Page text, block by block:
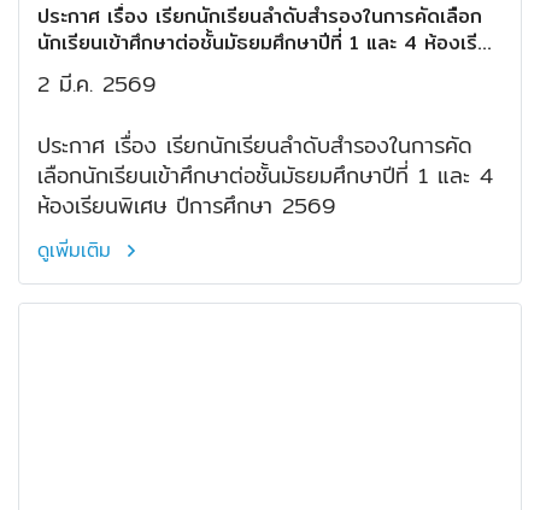
ประกาศ เรื่อง เรียกนักเรียนลำดับสำรองในการคัดเลือก
นักเรียนเข้าศึกษาต่อชั้นมัธยมศึกษาปีที่ 1 และ 4 ห้องเรียน
พิเศษ ปีการศึกษา 2569
2 มี.ค. 2569
ประกาศ เรื่อง เรียกนักเรียนลำดับสำรองในการคัด
เลือกนักเรียนเข้าศึกษาต่อชั้นมัธยมศึกษาปีที่ 1 และ 4
ห้องเรียนพิเศษ ปีการศึกษา 2569
ดูเพิ่มเติม